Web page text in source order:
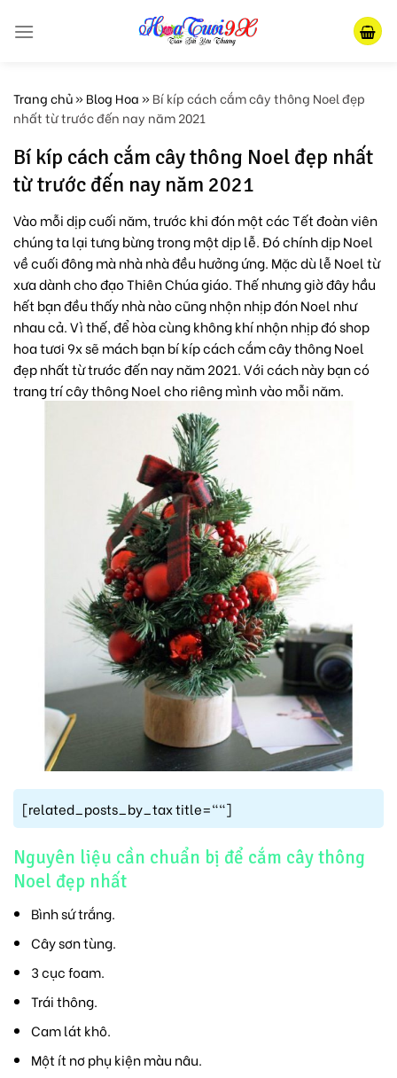
Trang chủ»Blog Hoa»Bí kíp cách cắm cây thông Noel đẹp
nhất từ trước đến nay năm 2021
Bí kíp cách cắm cây thông Noel đẹp nhất
từ trước đến nay năm 2021
Vào mỗi dịp cuối năm, trước khi đón một các Tết đoàn viên
chúng ta lại tưng bừng trong một dịp lễ. Đó chính dịp Noel
về cuối đông mà nhà nhà đều hưởng ứng. Mặc dù lễ Noel từ
xưa dành cho đạo Thiên Chúa giáo. Thế nhưng giờ đây hầu
hết bạn đều thấy nhà nào cũng nhộn nhịp đón Noel như
nhau cả. Vì thế, để hòa cùng không khí nhộn nhịp đó shop
hoa tươi 9x sẽ mách bạn bí kíp cách cắm cây thông Noel
đẹp nhất từ trước đến nay năm 2021. Với cách này bạn có
trang trí cây thông Noel cho riêng mình vào mỗi năm.
[related_posts_by_tax title=""]
Nguyên liệu cần chuẩn bị để cắm cây thông
Noel đẹp nhất
Bình sứ trắng.
Cây sơn tùng.
3 cục foam.
Trái thông.
Cam lát khô.
Một ít nơ phụ kiện màu nâu.